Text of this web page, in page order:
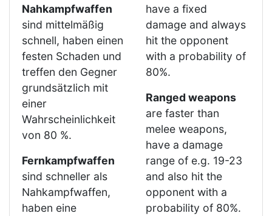
Nahkampfwaffen
sind mittelmäßig
schnell, haben einen
festen Schaden und
treffen den Gegner
grundsätzlich mit
einer
Wahrscheinlichkeit
von 80 %.
Fernkampfwaffen
sind schneller als
Nahkampfwaffen,
haben eine
have a fixed
damage and always
hit the opponent
with a probability of
80%.
Ranged weapons
are faster than
melee weapons,
have a damage
range of e.g. 19-23
and also hit the
opponent with a
probability of 80%.